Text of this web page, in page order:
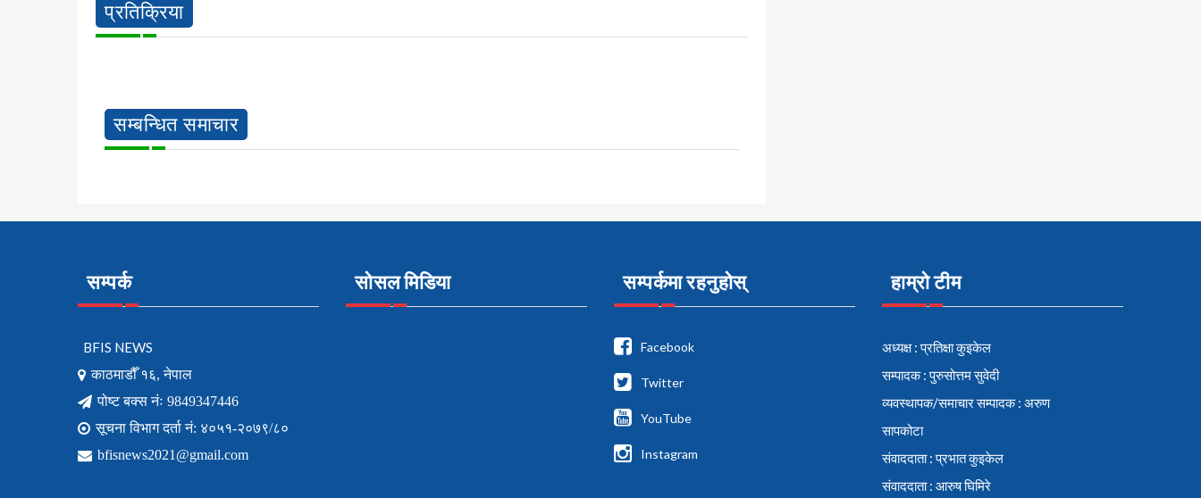
प्रतिक्रिया
सम्बन्धित समाचार
सम्पर्क
BFIS NEWS
काठमाडौँ १६, नेपाल
पोष्ट बक्स नंः 9849347446
सूचना विभाग दर्ता नं: ४०५१-२०७९/८०
bfisnews2021@gmail.com
सोसल मिडिया सम्पर्कमा रहनुहोस्
Facebook
Twitter
YouTube
Instagram
हाम्रो टीम
अध्यक्ष : प्रतिक्षा कुइकेल
सम्पादक : पुरुसोत्तम सुवेदी
व्यवस्थापक/समाचार सम्पादक : अरुण
सापकोटा
संवाददाता : प्रभात कुइकेल
संवाददाता : आरुष घिमिरे